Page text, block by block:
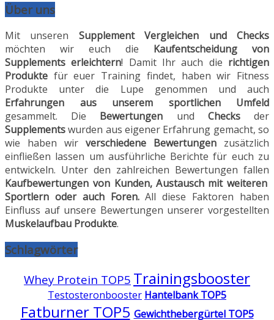
Über uns
Mit unseren Supplement Vergleichen und Checks
möchten wir euch die Kaufentscheidung von
Supplements erleichtern! Damit Ihr auch die richtigen
Produkte für euer Training findet, haben wir Fitness
Produkte unter die Lupe genommen und auch
Erfahrungen aus unserem sportlichen Umfeld
gesammelt. Die Bewertungen und Checksder
Supplementswurden aus eigener Erfahrung gemacht, so
wie haben wir verschiedene Bewertungen zusätzlich
einfließen lassen um ausführliche Berichte für euch zu
entwickeln. Unter den zahlreichen Bewertungen fallen
Kaufbewertungen von Kunden, Austausch mit weiteren
Sportlern oder auch Foren.All diese Faktoren haben
Einfluss auf unsere Bewertungen unserer vorgestellten
Muskelaufbau Produkte.
Schlagwörter
Whey Protein TOP5 Trainingsbooster
Testosteronbooster Hantelbank TOP5
Fatburner TOP5 Gewichthebergürtel TOP5